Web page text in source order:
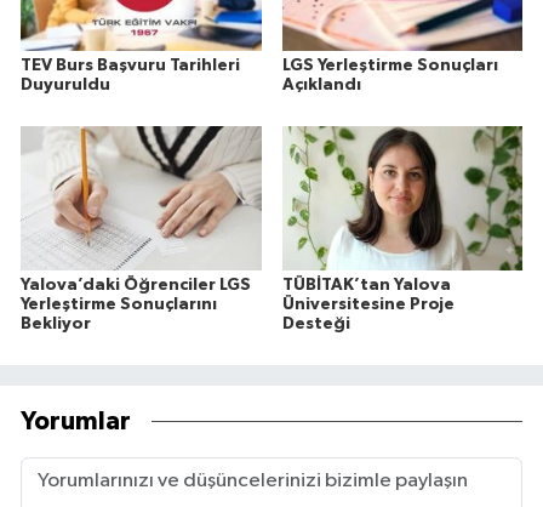
TEV Burs Başvuru Tarihleri
Duyuruldu
LGS Yerleştirme Sonuçları
Açıklandı
Yalova’daki Öğrenciler LGS
Yerleştirme Sonuçlarını
Bekliyor
TÜBİTAK’tan Yalova
Üniversitesine Proje
Desteği
Yorumlar